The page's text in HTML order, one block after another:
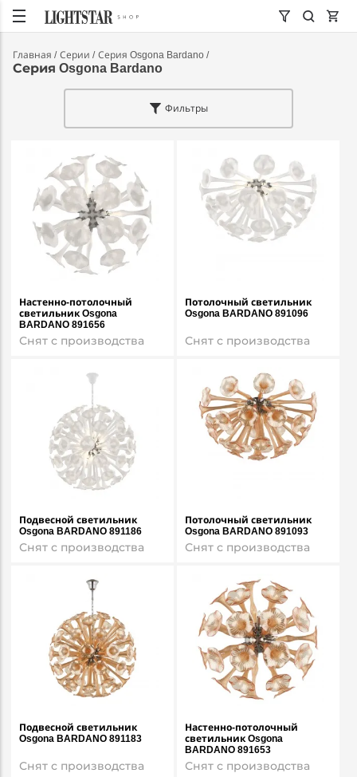
Главная Серии Серия Osgona Bardano
Серия Osgona Bardano
Фильтры
Настенно-потолочный
светильник Osgona
BARDANO 891656
Снят с производства
Потолочный светильник
Osgona BARDANO 891096
Снят с производства
Подвесной светильник
Osgona BARDANO 891186
Снят с производства
Потолочный светильник
Osgona BARDANO 891093
Снят с производства
Подвесной светильник
Osgona BARDANO 891183
Снят с производства
Настенно-потолочный
светильник Osgona
BARDANO 891653
Снят с производства